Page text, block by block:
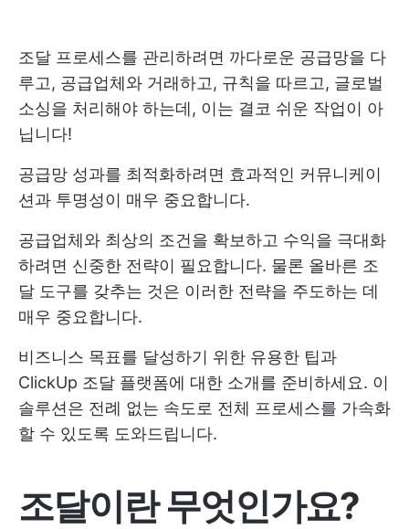
조달 프로세스를 관리하려면 까다로운 공급망을 다
루고, 공급업체와 거래하고, 규칙을 따르고, 글로벌
소싱을 처리해야 하는데, 이는 결코 쉬운 작업이 아
닙니다!
공급망 성과를 최적화하려면 효과적인 커뮤니케이
션과 투명성이 매우 중요합니다.
공급업체와 최상의 조건을 확보하고 수익을 극대화
하려면 신중한 전략이 필요합니다. 물론 올바른 조
달 도구를 갖추는 것은 이러한 전략을 주도하는 데
매우 중요합니다.
비즈니스 목표를 달성하기 위한 유용한 팁과
ClickUp 조달 플랫폼에 대한 소개를 준비하세요. 이
솔루션은 전례 없는 속도로 전체 프로세스를 가속화
할 수 있도록 도와드립니다.
조달이란 무엇인가요?